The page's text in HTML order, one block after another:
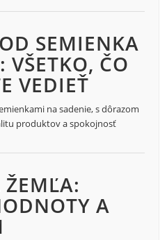
SEMIENKA
VŠETKO, ČO
VEDIEŤ
na sadenie, s dôrazom
produktov a spokojnosť
A